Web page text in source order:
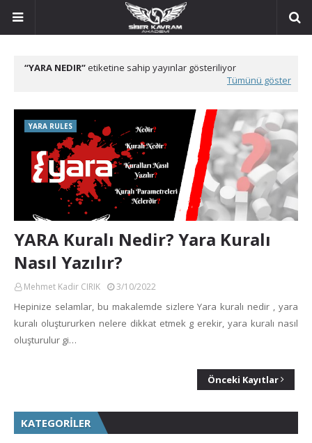
YARA NEDIR etiketine sahip yayınlar gösteriliyor
Tümünü göster
YARA RULES
YARA Kuralı Nedir? Yara Kuralı
Nasıl Yazılır?
Mehmet Kadir CIRIK 3/10/2022
Hepinize selamlar, bu makalemde sizlere Yara kuralı nedir , yara
kuralı oluştururken nelere dikkat etmek g erekir, yara kuralı nasıl
oluşturulur gi…
Önceki Kayıtlar
KATEGORİLER